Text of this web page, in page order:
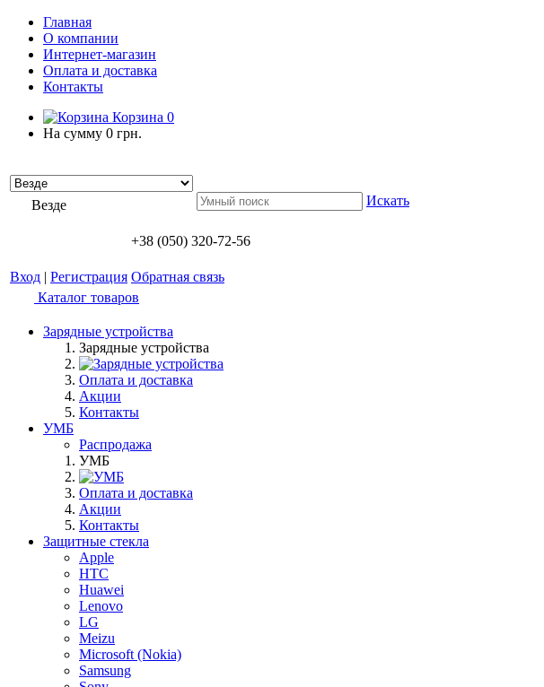
Главная
О компании
Интернет-магазин
Оплата и доставка
Контакты
Корзина 0
На сумму 0 грн.
Везде Искать
+38 (050) 320-72-56
Вход | Регистрация Обратная связь
Каталог товаров
Зарядные устройства
Зарядные устройства
Оплата и доставка
Акции
Контакты
УМБ
Распродажа
УМБ
Оплата и доставка
Акции
Контакты
Защитные стекла
Apple
HTC
Huawei
Lenovo
LG
Meizu
Microsoft (Nokia)
Samsung